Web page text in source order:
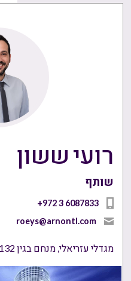
רועי ששון
שותף
+972 3 6087833
roeys@arnontl.com
מגדלי עזריאלי, מנחם בגין 132, תל אביב